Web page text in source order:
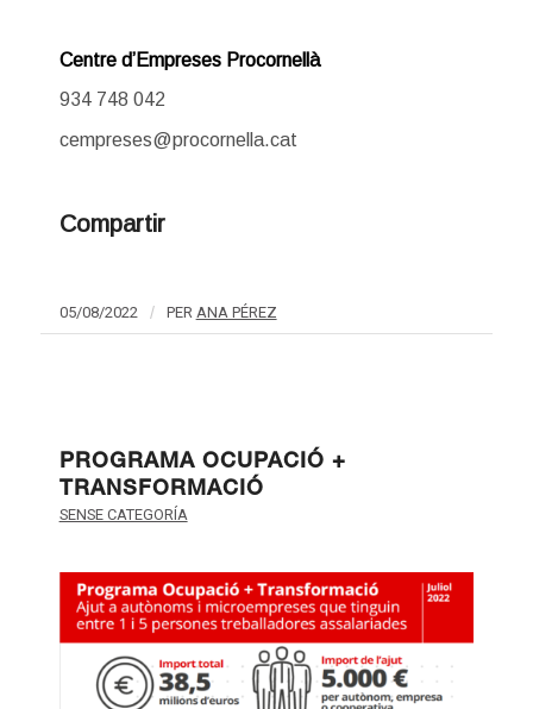
Centre d’Empreses Procornellà
934 748 042
cempreses@procornella.cat
Compartir
05/08/2022 / PER ANA PÉREZ
PROGRAMA OCUPACIÓ +
TRANSFORMACIÓ
SENSE CATEGORÍA